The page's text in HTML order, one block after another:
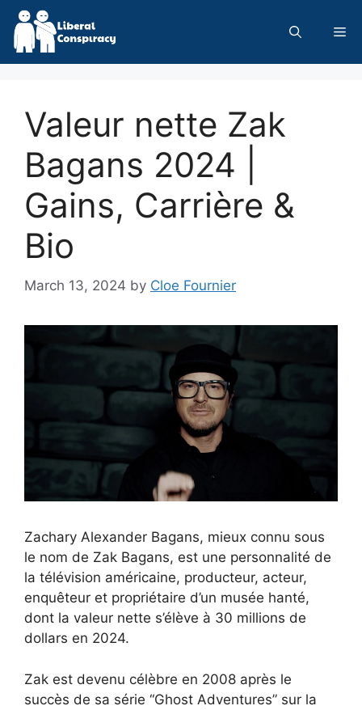
Skip
content
Valeur nette Zak
Bagans 2024 |
Gains, Carrière &
Bio
March 13, 2024 by Cloe Fournier
Zachary Alexander Bagans, mieux connu sous
le nom de Zak Bagans, est une personnalité de
la télévision américaine, producteur, acteur,
enquêteur et propriétaire d’un musée hanté,
dont la valeur nette s’élève à 30 millions de
dollars en 2024.
Zak est devenu célèbre en 2008 après le
succès de sa série “Ghost Adventures” sur la